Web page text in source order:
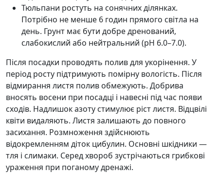
Тюльпани ростуть на сонячних ділянках.
Потрібно не менше 6 годин прямого світла на
день. Грунт має бути добре дренований,
слабокислий або нейтральний (pH 6.0–7.0).
Після посадки проводять полив для укорінення. У
період росту підтримують помірну вологість. Після
відмирання листя полив обмежують. Добрива
вносять восени при посадці і навесні під час появи
сходів. Надлишок азоту стимулює ріст листя. Відцвілі
квіти видаляють. Листя залишають до повного
засихання. Розмноження здійснюють
відокремленням діток цибулин. Основні шкідники —
тля і слимаки. Серед хвороб зустрічаються грибкові
ураження при поганому дренажі.